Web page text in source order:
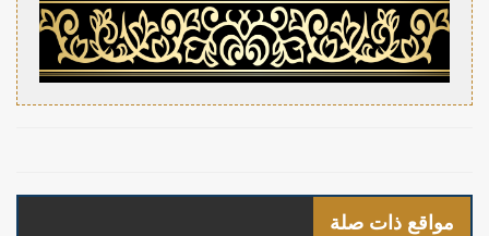
مواقع ذات صلة